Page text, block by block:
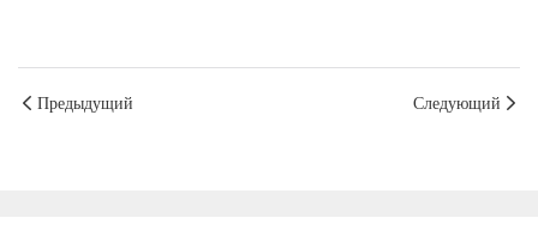
Предыдущий Следующий